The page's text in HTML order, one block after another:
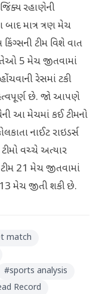
રહાણેની
માત્ર ત્રણ મેચ
ટીમ વિશે વાત
5 મેચ જીતવામાં
રેસમાં ટકી
છે. જો આપણે
આ મેચમાં કઈ ટીમનો
નાઈટ રાઇડર્સ
વચ્ચે અત્યાર
21 મેચ જીતવામાં
મેચ જીતી શકી છે.
match
#sports analysis
Record